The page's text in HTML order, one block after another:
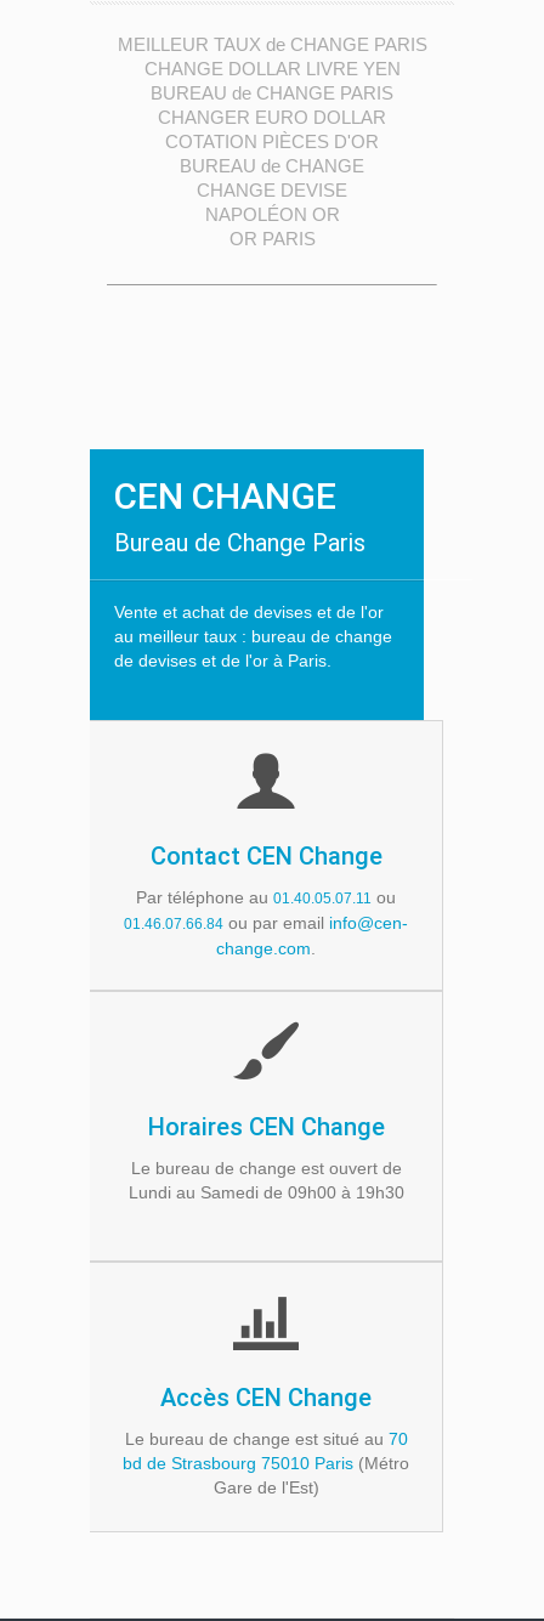
MEILLEUR TAUX de CHANGE PARIS
CHANGE DOLLAR LIVRE YEN
BUREAU de CHANGE PARIS
CHANGER EURO DOLLAR
COTATION PIÈCES D'OR
BUREAU de CHANGE
CHANGE DEVISE
NAPOLÉON OR
OR PARIS
CEN CHANGE
Bureau de Change Paris
Vente et achat de devises et de l'or
au meilleur taux : bureau de change
de devises et de l'or à Paris.
Contact CEN Change
Par téléphone au 01.40.05.07.11 ou
01.46.07.66.84 ou par email info@cen-
change.com
Horaires CEN Change
Le bureau de change est ouvert de
Lundi au Samedi de 09h00 à 19h30
Accès CEN Change
Le bureau de change est situé au 70
bd de Strasbourg 75010 Paris (Métro
Gare de l'Est)